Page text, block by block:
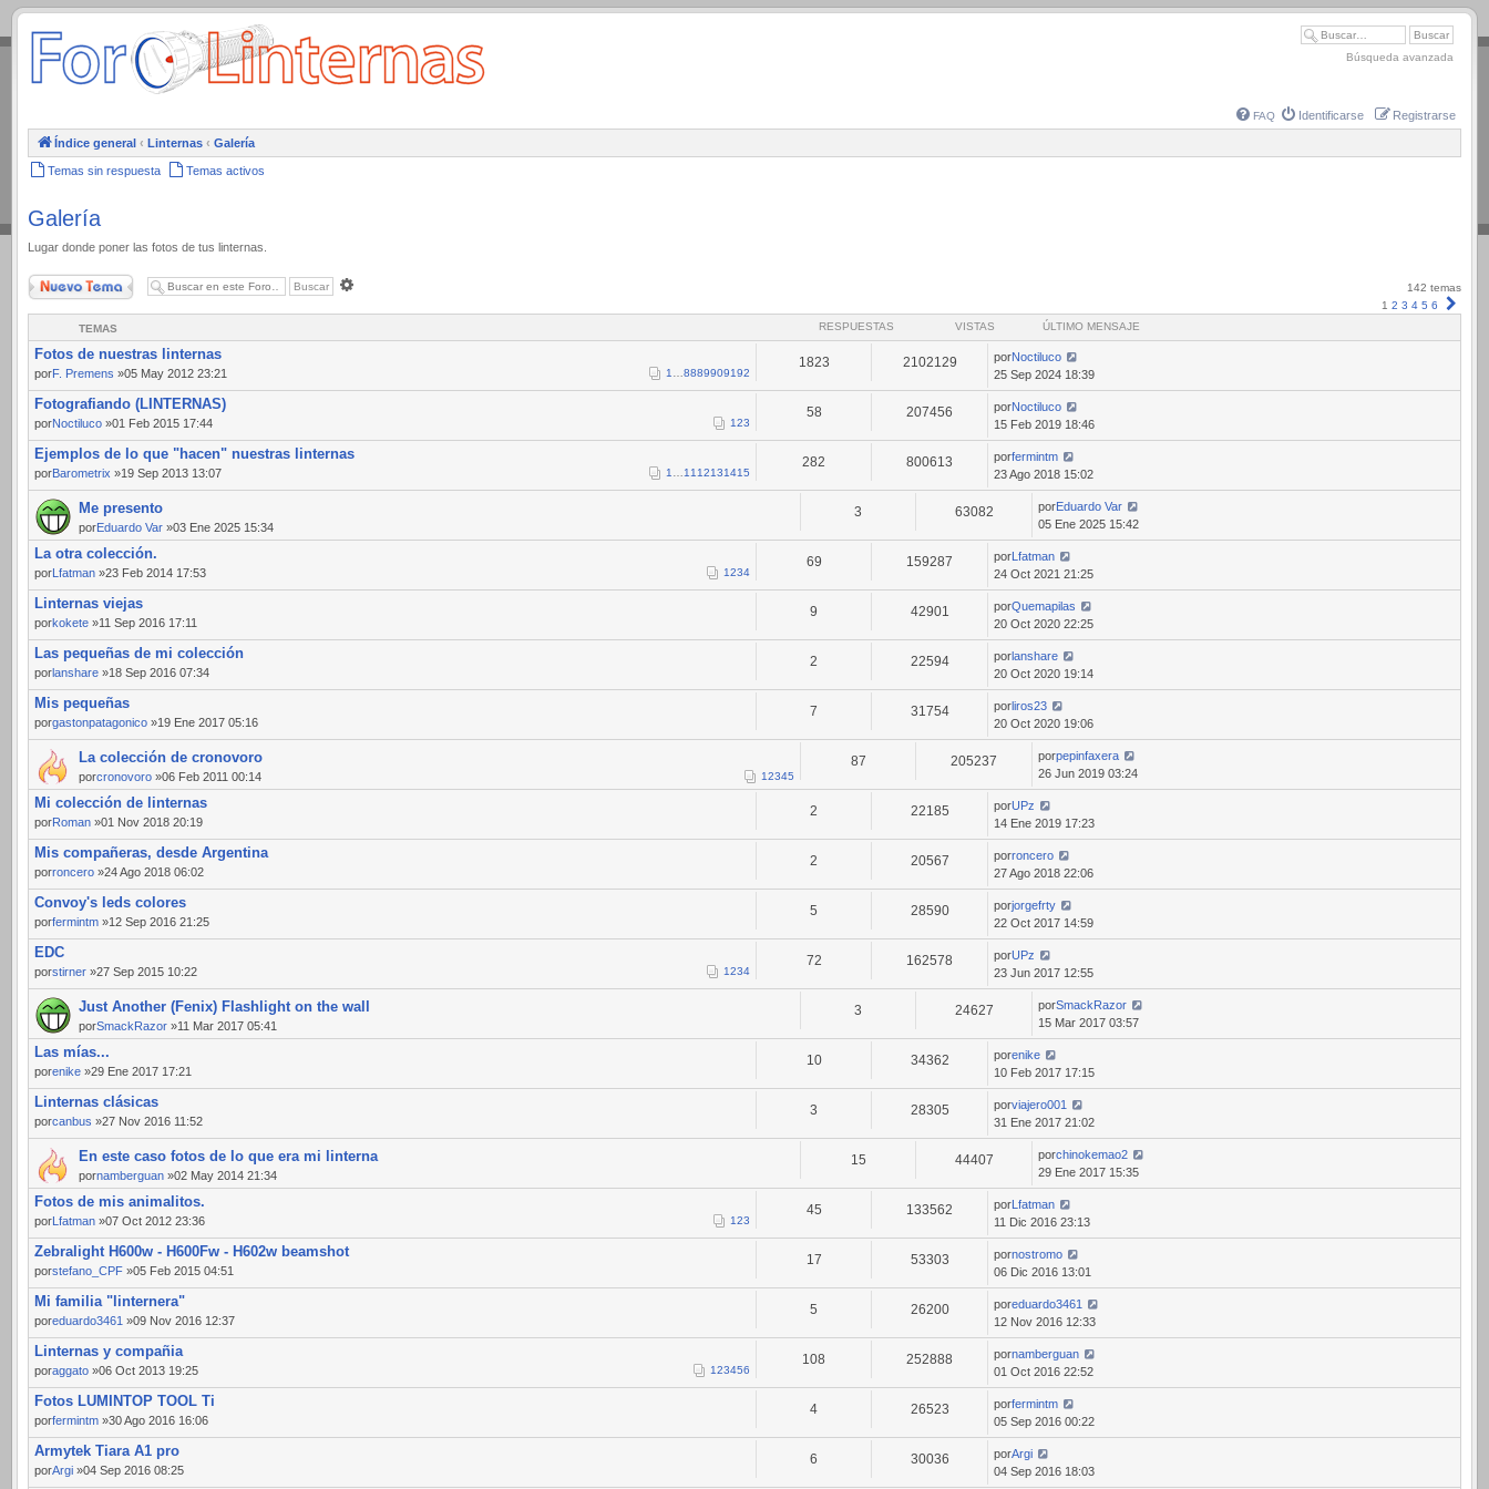
.
Búsqueda avanzada
FAQ Identificarse Registrarse
Índice general ‹ Linternas ‹ Galería
Temas sin respuesta Temas activos
Galería
Lugar donde poner las fotos de tus linternas.
Nuevo Tema
142 temas
1 2 3 4 5 6
TEMAS RESPUESTAS VISTAS ÚLTIMO MENSAJE
Fotos de nuestras linternas
porF. Premens »05 May 2012 23:21 1 8889909192
1823 2102129 porNoctiluco
25 Sep 2024 18:39
Fotografiando (LINTERNAS)
porNoctiluco »01 Feb 2015 17:44 123
58 207456 porNoctiluco
15 Feb 2019 18:46
Ejemplos de lo que "hacen" nuestras linternas
porBarometrix »19 Sep 2013 13:07 1 11 12131415
282 800613 porfermintm
23 Ago 2018 15:02
Me presento
porEduardo Var »03 Ene 2025 15:34
3 63082 porEduardo Var
05 Ene 2025 15:42
La otra colección.
porLfatman »23 Feb 2014 17:53 1234
69 159287 porLfatman
24 Oct 2021 21:25
Linternas viejas
porkokete »11 Sep 2016 17:11
9 42901 porQuemapilas
20 Oct 2020 22:25
Las pequeñas de mi colección
porlanshare »18 Sep 2016 07:34
2 22594 porlanshare
20 Oct 2020 19:14
Mis pequeñas
porgastonpatagonico »19 Ene 2017 05:16
7 31754 porliros23
20 Oct 2020 19:06
La colección de cronovoro
porcronovoro »06 Feb 2011 00:14 12345
87 205237 porpepinfaxera
26 Jun 2019 03:24
Mi colección de linternas
porRoman »01 Nov 2018 20:19
2 22185 porUPz
14 Ene 2019 17:23
Mis compañeras, desde Argentina
porroncero »24 Ago 2018 06:02
2 20567 porroncero
27 Ago 2018 22:06
Convoy's leds colores
porfermintm »12 Sep 2016 21:25
5 28590 porjorgefrty
22 Oct 2017 14:59
EDC
porstirner »27 Sep 2015 10:22 1234
72 162578 porUPz
23 Jun 2017 12:55
Just Another (Fenix) Flashlight on the wall
porSmackRazor »11 Mar 2017 05:41
3 24627 porSmackRazor
15 Mar 2017 03:57
Las mías...
porenike »29 Ene 2017 17:21
10 34362 porenike
10 Feb 2017 17:15
Linternas clásicas
porcanbus »27 Nov 2016 11:52
3 28305 porviajero001
31 Ene 2017 21:02
En este caso fotos de lo que era mi linterna
pornamberguan »02 May 2014 21:34
15 44407 porchinokemao2
29 Ene 2017 15:35
Fotos de mis animalitos.
porLfatman »07 Oct 2012 23:36 123
45 133562 porLfatman
11 Dic 2016 23:13
Zebralight H600w - H600Fw - H602w beamshot
porstefano_CPF »05 Feb 2015 04:51
17 53303 pornostromo
06 Dic 2016 13:01
Mi familia "linternera"
poreduardo3461 »09 Nov 2016 12:37
5 26200 poreduardo3461
12 Nov 2016 12:33
Linternas y compañia
poraggato »06 Oct 2013 19:25 123456
108 252888 pornamberguan
01 Oct 2016 22:52
Fotos LUMINTOP TOOL Ti
porfermintm »30 Ago 2016 16:06
4 26523 porfermintm
05 Sep 2016 00:22
Armytek Tiara A1 pro
porArgi »04 Sep 2016 08:25
6 30036 porArgi
04 Sep 2016 18:03